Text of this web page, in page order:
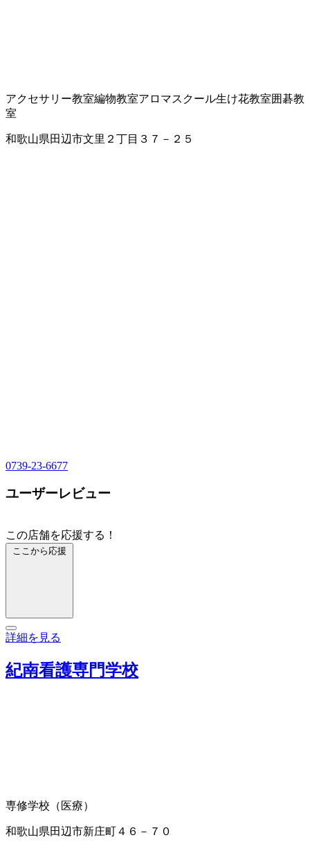
アクセサリー教室編物教室アロマスクール生け花教室囲碁教
室
和歌山県田辺市文里２丁目３７－２５
0739-23-6677
ユーザーレビュー
この店舗を応援する！
ここから応援
詳細を見る
紀南看護専門学校
専修学校（医療）
和歌山県田辺市新庄町４６－７０